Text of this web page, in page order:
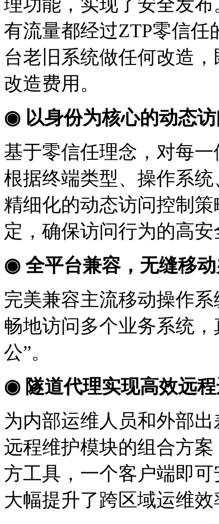
有流量都经过ZTP零信任
台老旧系统做任何改造
改造费用。
◉ 以身份为核心的动态
基于零信任理念，对每
根据终端类型、操作系
精细化的动态访问控制
定，确保访问行为的高
◉ 全平台兼容，无缝移
完美兼容主流移动操作
畅地访问多个业务系统
公”。
◉ 隧道代理实现高效远
为内部运维人员和外部
远程维护模块的组合方
方工具，一个客户端即
大幅提升了跨区域运维效